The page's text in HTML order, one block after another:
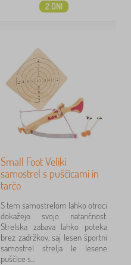
2 DNI
Small Foot Veliki
samostrel s puščicami in
tarčo
S tem samostrelom lahko otroci
dokažejo svojo natančnost.
Strelska zabava lahko poteka
brez zadržkov, saj lesen športni
samostrel strelja le lesene
puščice s...